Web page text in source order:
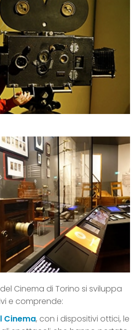
Cinema di Torino si sviluppa
e comprende:
Cinema, con i dispositivi ottici, le